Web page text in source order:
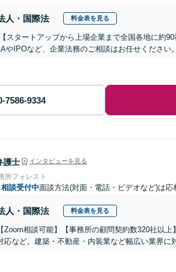
人・国際法 料金表を見る
スタートアップから上場企業まで全国各地に約
やIPOなど、企業法務のご相談はお任せください
護士 インタビューを見る
所フォレスト
談受付中面談方法(対面・電話・ビデオなど)は応
人・国際法 料金表を見る
Zoom相談可能】【事務所の顧問契約数320社以
応など。建築・不動産・内装業など幅広い業界に